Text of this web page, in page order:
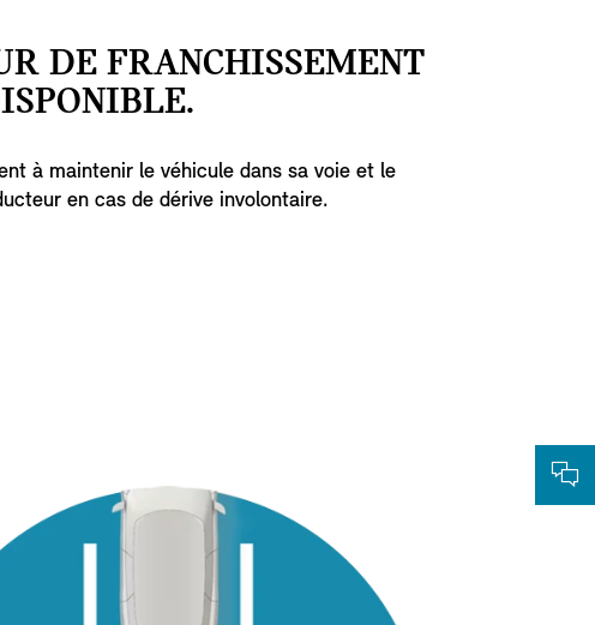
DE FRANCHISSEMENT
à maintenir le véhicule dans sa voie et le
en cas de dérive involontaire.